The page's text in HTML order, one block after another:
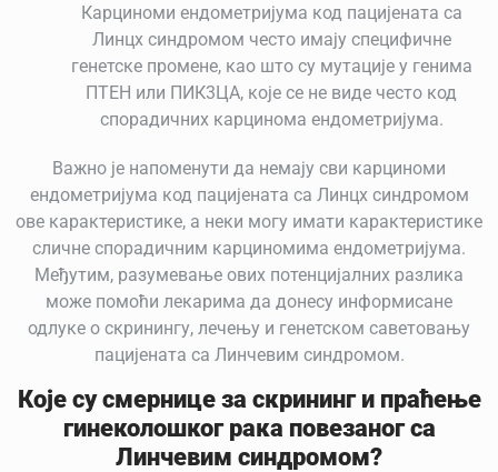
Карциноми ендометријума код пацијената са
Линцх синдромом често имају специфичне
генетске промене, као што су мутације у генима
ПТЕН или ПИК3ЦА, које се не виде често код
спорадичних карцинома ендометријума.
Важно је напоменути да немају сви карциноми
ендометријума код пацијената са Линцх синдромом
ове карактеристике, а неки могу имати карактеристике
сличне спорадичним карциномима ендометријума.
Међутим, разумевање ових потенцијалних разлика
може помоћи лекарима да донесу информисане
одлуке о скринингу, лечењу и генетском саветовању
пацијената са Линчевим синдромом.
Које су смернице за скрининг и праћење
гинеколошког рака повезаног са
Линчевим синдромом?